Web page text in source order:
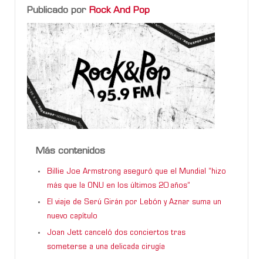
Publicado por Rock And Pop
Más contenidos
Billie Joe Armstrong aseguró que el Mundial “hizo
más que la ONU en los últimos 20 años”
El viaje de Serú Girán por Lebón y Aznar suma un
nuevo capítulo
Joan Jett canceló dos conciertos tras
someterse a una delicada cirugía